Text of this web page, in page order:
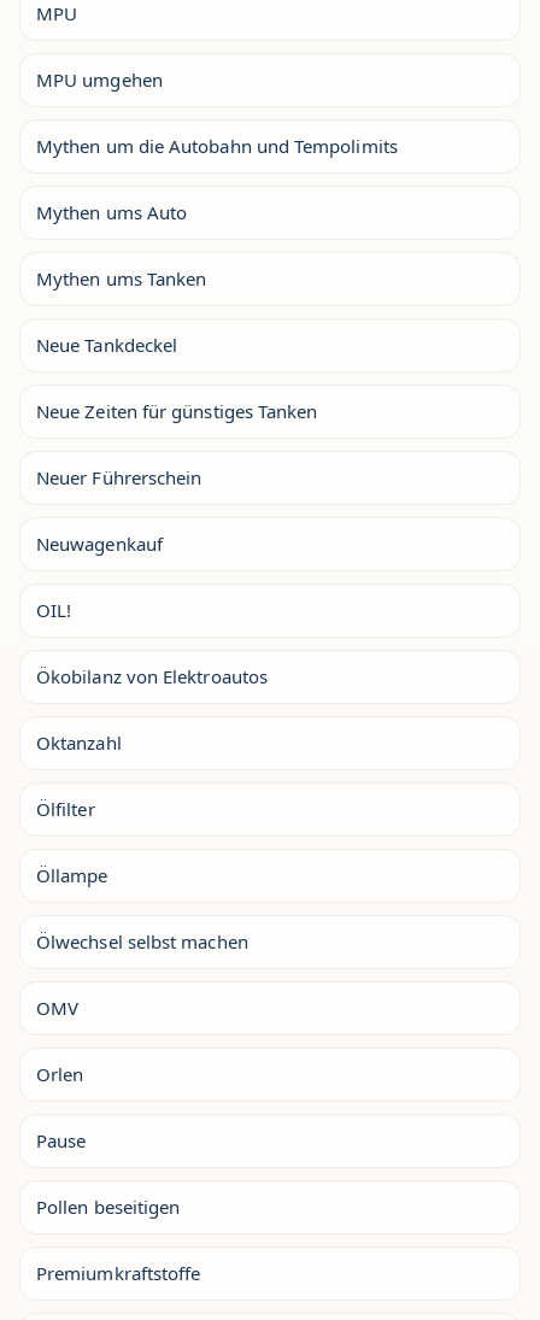
MPU
MPU umgehen
Mythen um die Autobahn und Tempolimits
Mythen ums Auto
Mythen ums Tanken
Neue Tankdeckel
Neue Zeiten für günstiges Tanken
Neuer Führerschein
Neuwagenkauf
OIL!
Ökobilanz von Elektroautos
Oktanzahl
Ölfilter
Öllampe
Ölwechsel selbst machen
OMV
Orlen
Pause
Pollen beseitigen
Premiumkraftstoffe